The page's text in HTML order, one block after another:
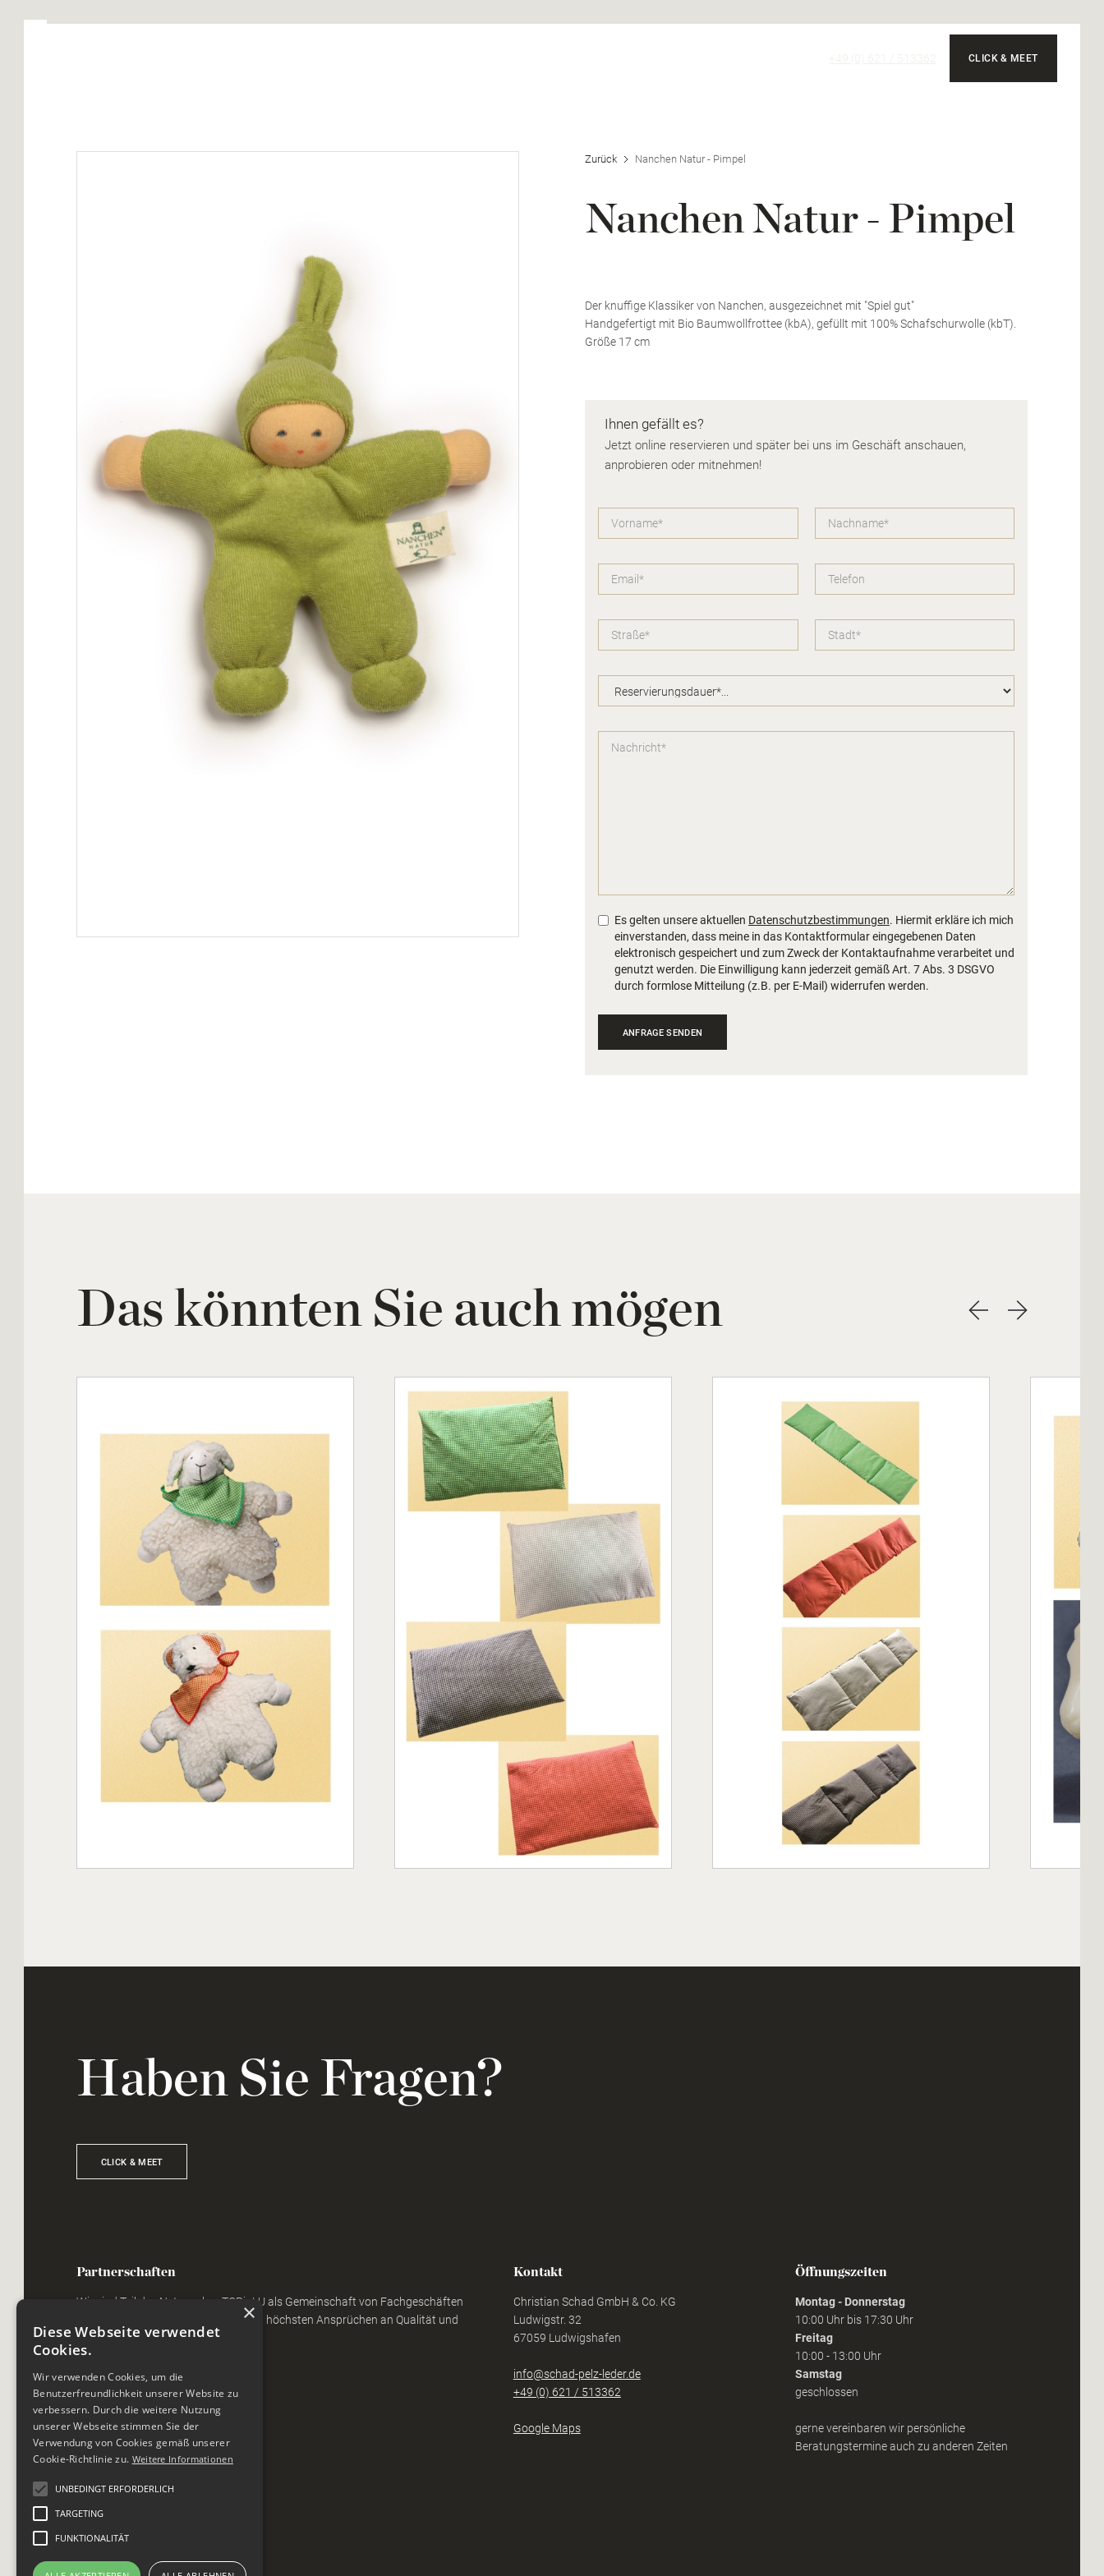
CLICK & MEET
Zurück Nanchen Natur - Pimpel
Nanchen Natur - Pimpel
Der knuffige Klassiker von Nanchen, ausgezeichnet mit "Spiel gut"
Handgefertigt mit Bio Baumwollfrottee (kbA), gefüllt mit 100% Schafschurwolle (kbT).
Größe 17 cm
Ihnen gefällt es?
Jetzt online reservieren und später bei uns im Geschäft anschauen,
anprobieren oder mitnehmen!
Es gelten unsere aktuellen Datenschutzbestimmungen. Hiermit erkläre ich mich
einverstanden, dass meine in das Kontaktformular eingegebenen Daten
elektronisch gespeichert und zum Zweck der Kontaktaufnahme verarbeitet und
genutzt werden. Die Einwilligung kann jederzeit gemäß Art. 7 Abs. 3 DSGVO
durch formlose Mitteilung (z.B. per E-Mail) widerrufen werden.
Das könnten Sie auch mögen
Haben Sie Fragen?
CLICK & MEET
Partnerschaften
Wir sind Teil des Netzwerkes TOPinLU als Gemeinschaft von Fachgeschäften
und Dienstleistungsunternehmen mit höchsten Ansprüchen an Qualität und
Tradition.
Kontakt
Christian Schad GmbH & Co. KG
Ludwigstr. 32
67059 Ludwigshafen
info@schad-pelz-leder.de
+49 (0) 621 / 513362
Google Maps
Öffnungszeiten
Montag - Donnerstag
10:00 Uhr bis 17:30 Uhr
Freitag
10:00 - 13:00 Uhr
Samstag
geschlossen
gerne vereinbaren wir persönliche
Beratungstermine auch zu anderen Zeiten
×
Diese Webseite verwendet
Cookies.
Wir verwenden Cookies, um die
Benutzerfreundlichkeit unserer Website zu
verbessern. Durch die weitere Nutzung
unserer Webseite stimmen Sie der
Verwendung von Cookies gemäß unserer
Cookie-Richtlinie zu. Weitere Informationen
UNBEDINGT ERFORDERLICH
TARGETING
FUNKTIONALITÄT